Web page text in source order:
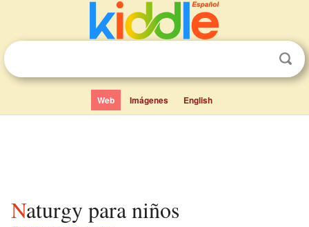
Web Imágenes English
Naturgy para niños